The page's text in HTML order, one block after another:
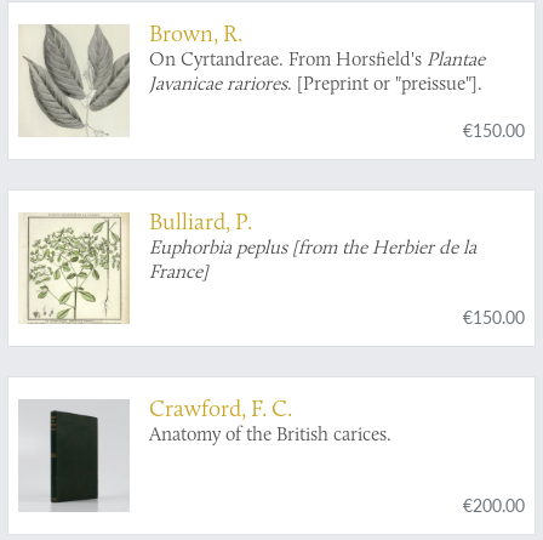
Brown, R.
On Cyrtandreae. From Horsfield's Plantae
Javanicae rariores. [Preprint or "preissue"].
€150.00
Bulliard, P.
Euphorbia peplus [from the Herbier de la
France]
€150.00
Crawford, F. C.
Anatomy of the British carices.
€200.00